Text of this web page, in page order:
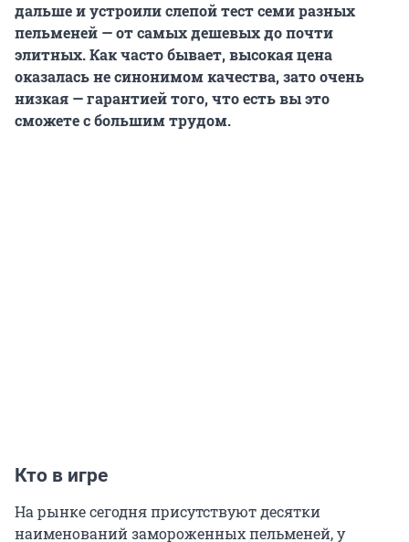
дальше и устроили слепой тест семи разных
пельменей — от самых дешевых до почти
элитных. Как часто бывает, высокая цена
оказалась не синонимом качества, зато очень
низкая — гарантией того, что есть вы это
сможете с большим трудом.
Кто в игре
На рынке сегодня присутствуют десятки
наименований замороженных пельменей, у